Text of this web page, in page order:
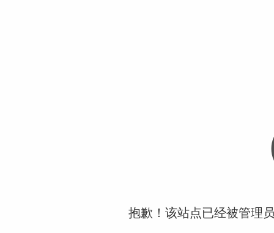
抱歉！该站点已经被管理